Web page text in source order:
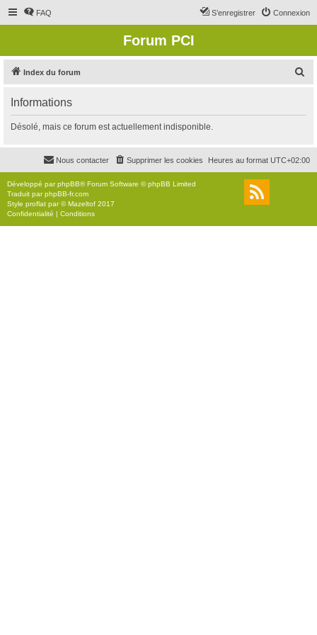
FAQ Connexion
S’enregistrer
Forum PCI
Index du forum
r
c
r
Informations
Désolé, mais ce forum est actuellement indisponible.
Heures au format UTC+02:00
Supprimer les cookies
Nous contacter
Développé parphpBB® Forum Software © phpBB Limited
Traduit parphpBB-fr.com
Style proflat par ©Mazeltof 2017
Confidentialité | Conditions